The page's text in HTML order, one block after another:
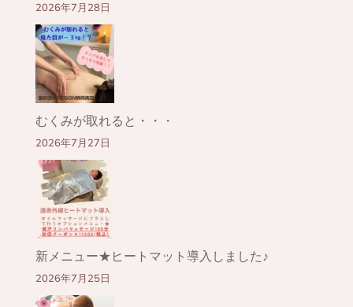
2026年7月28日
むくみが取れると・・・
2026年7月27日
新メニュー★ヒートマット導入しました♪
2026年7月25日